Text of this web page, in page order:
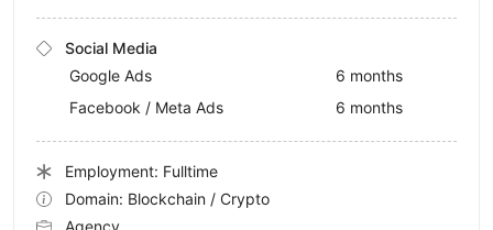
Social Media
Google Ads
6 months
Facebook / Meta Ads
6 months
Employment: Fulltime
Domain: Blockchain / Crypto